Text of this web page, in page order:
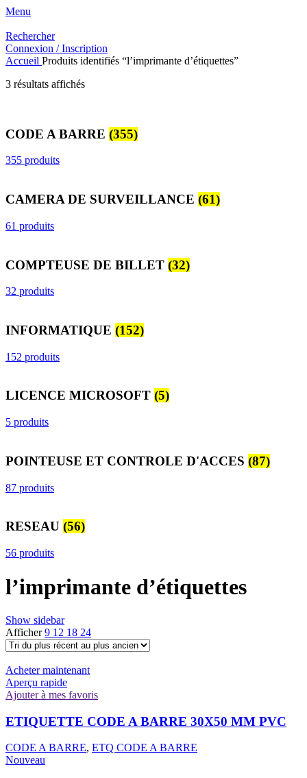
Menu
Rechercher
Connexion / Inscription
Accueil Produits identifiés “l’imprimante d’étiquettes”
3 résultats affichésTrié
au
CODE A BARRE (355)
355 produits
CAMERA DE SURVEILLANCE (61)
61 produits
COMPTEUSE DE BILLET (32)
32 produits
INFORMATIQUE (152)
152 produits
LICENCE MICROSOFT (5)
5 produits
POINTEUSE ET CONTROLE D'ACCES (87)
87 produits
RESEAU (56)
56 produits
l’imprimante d’étiquettes
Show sidebar
Afficher9 12 18 24
Acheter maintenant
Aperçu rapide
Ajouter à mes favoris
ETIQUETTE CODE A BARRE 30X50 MM PVC
CODE A BARRE, ETQ CODE A BARRE
Nouveau